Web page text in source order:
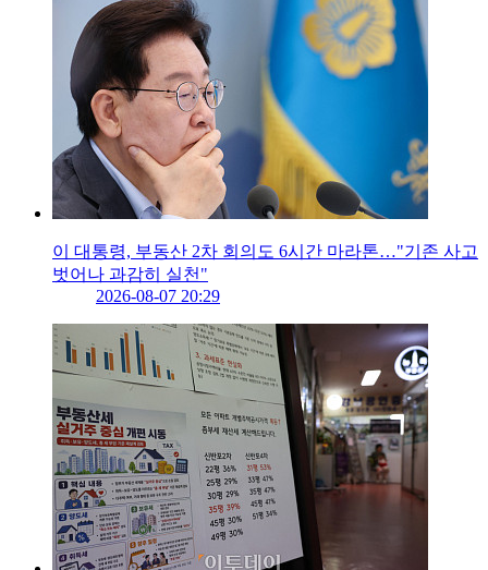
이 대통령, 부동산 2차 회의도 6시간 마라톤…"기존 사고
벗어나 과감히 실천"
2026-08-07 20:29